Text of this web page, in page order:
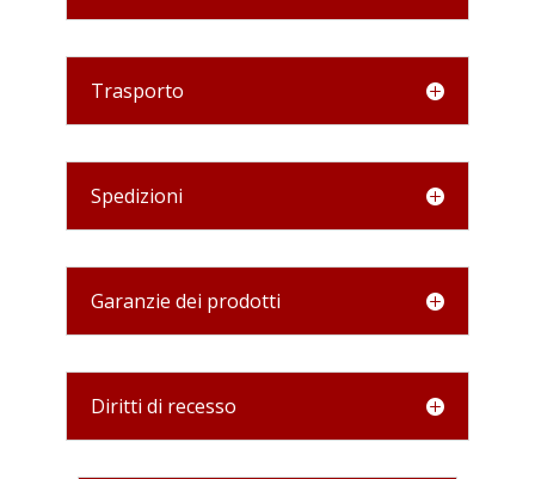
Trasporto
Spedizioni
Garanzie dei prodotti
Diritti di recesso